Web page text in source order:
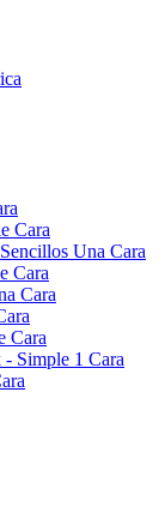
Cara
Una Cara
Cara
Cara
Cara
Simple 1 Cara